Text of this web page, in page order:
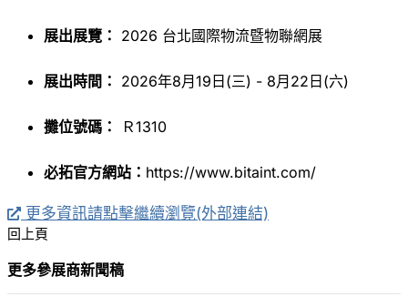
展出展覽： 2026 台北國際物流暨物聯網展
展出時間： 2026年8月19日(三) - 8月22日(六)
攤位號碼： Ｒ1310
必拓官方網站： https://www.bitaint.com/
更多資訊請點擊繼續瀏覽(外部連結)
回上頁
更多參展商新聞稿